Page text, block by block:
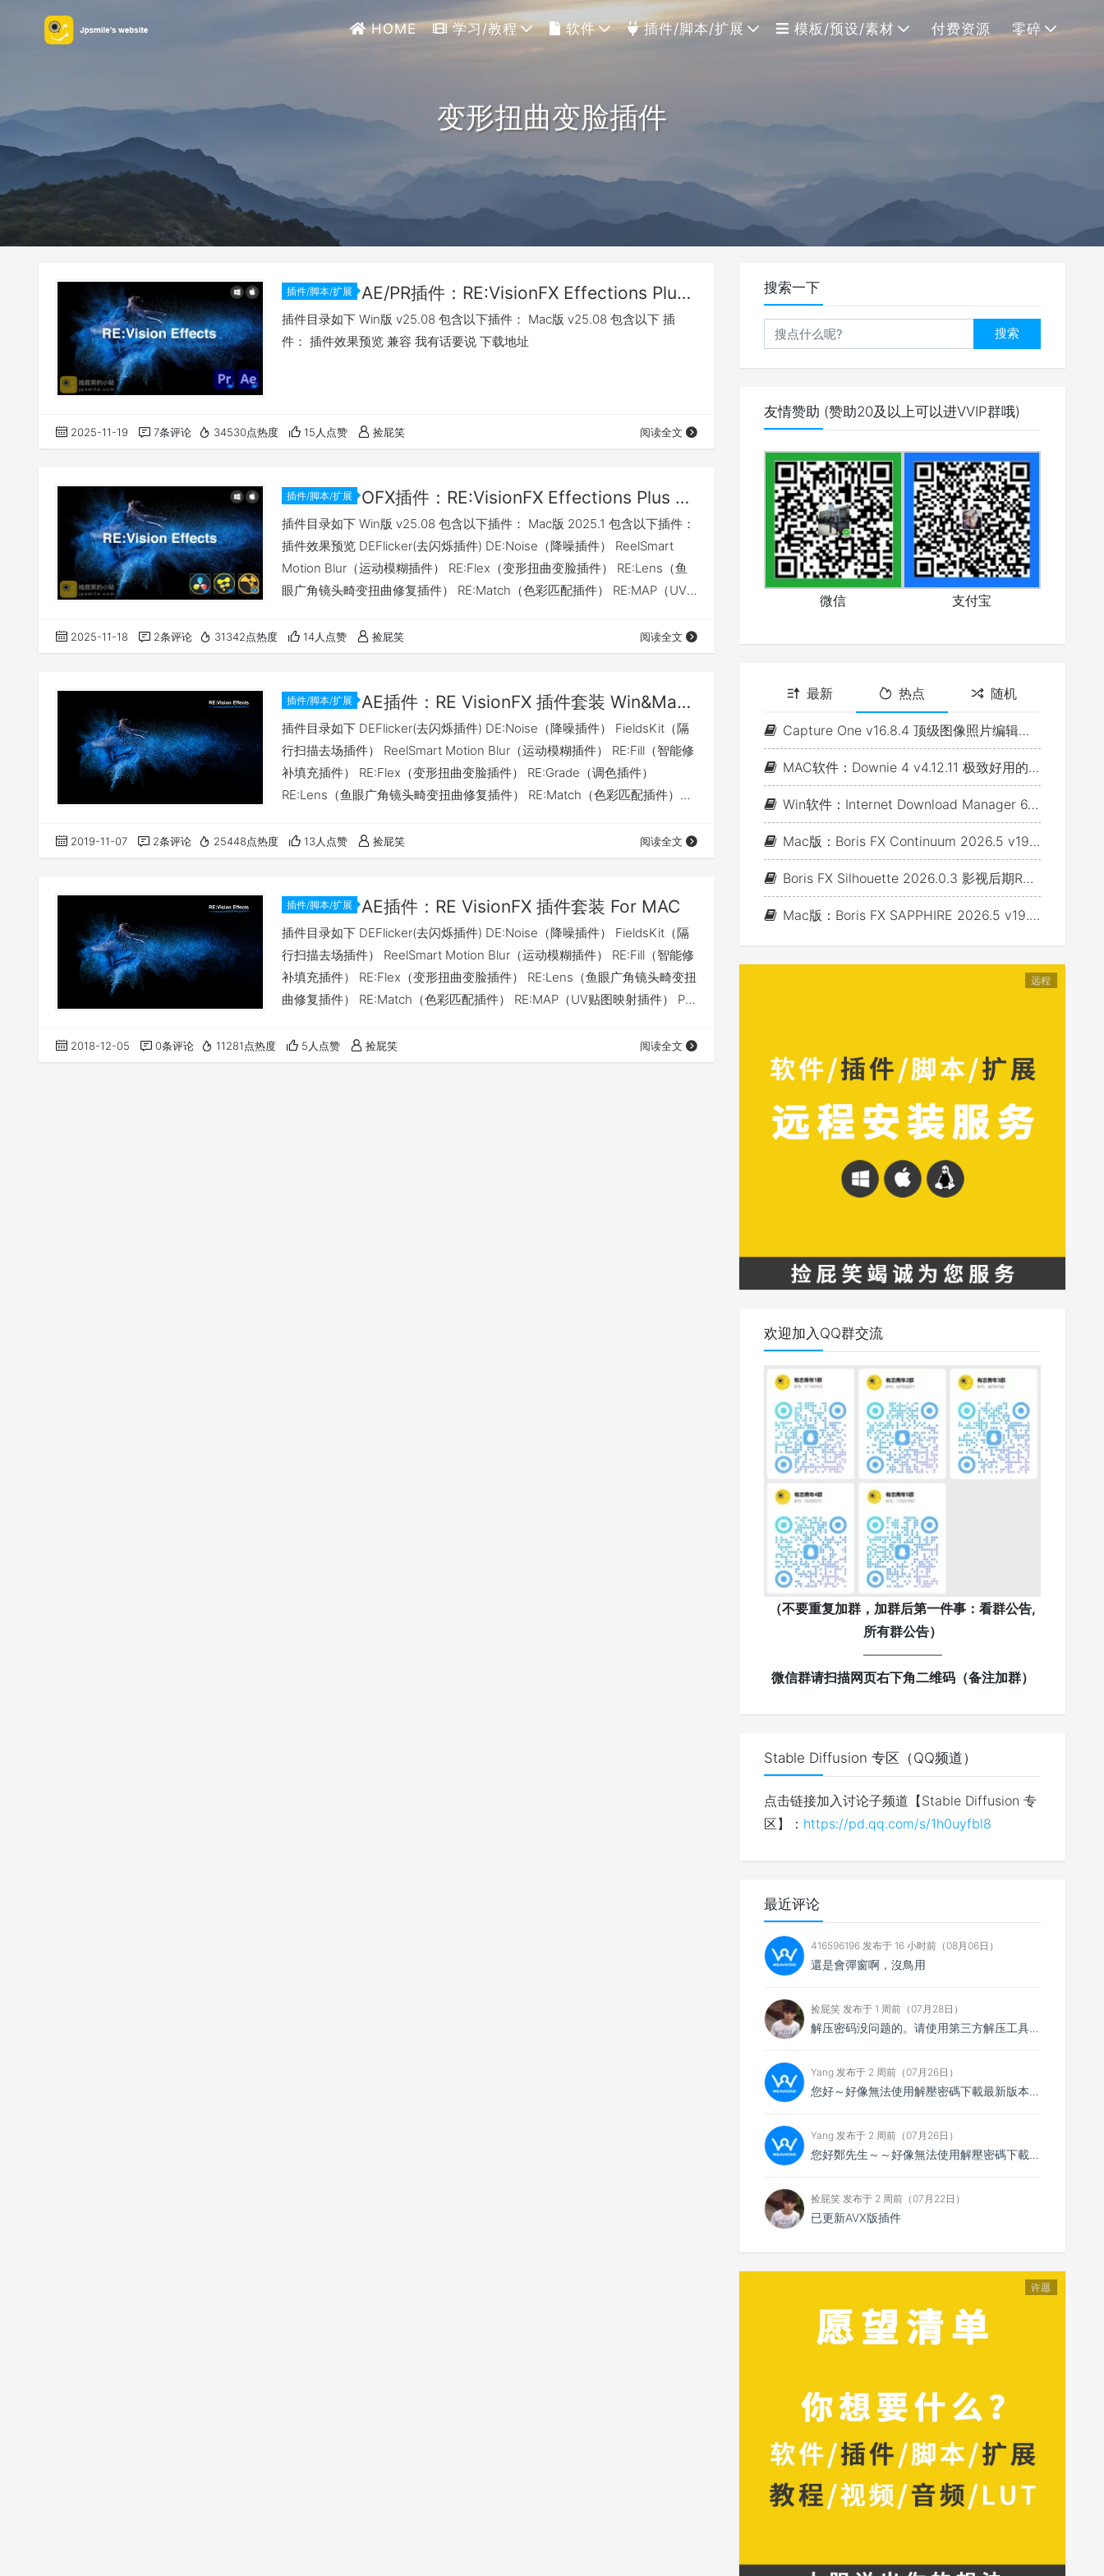
HOME 学习/教程 软件 插件/脚本/扩展 模板/预设/素材 付费资源 零碎
变形扭曲变脸插件
插件/脚本/扩展 AE/PR插件：RE:VisionFX Effections Plus v25.08 特效插件合集（Win&Mac）
插件目录如下 Win版 v25.08 包含以下插件： Mac版 v25.08 包含以下 插
件： 插件效果预览 兼容 我有话要说 下载地址
2025-11-19 7条评论 34530点热度 15人点赞 捡屁笑 阅读全文
插件/脚本/扩展 OFX插件：RE:VisionFX Effections Plus v25.08 特效插件合集-支持达芬奇等（Win&Mac）
插件目录如下 Win版 v25.08 包含以下插件： Mac版 2025.1 包含以下插件：
插件效果预览 DEFlicker(去闪烁插件) DE:Noise（降噪插件） ReelSmart
Motion Blur（运动模糊插件） RE:Flex（变形扭曲变脸插件） RE:Lens（鱼
眼广角镜头畸变扭曲修复插件） RE:Match（色彩匹配插件） RE:MAP（UV
址
2025-11-18 2条评论 31342点热度 14人点赞 捡屁笑 阅读全文
插件/脚本/扩展 AE插件：RE VisionFX 插件套装 Win&Mac（11月7日更新）
插件目录如下 DEFlicker(去闪烁插件) DE:Noise（降噪插件） FieldsKit（隔
行扫描去场插件） ReelSmart Motion Blur（运动模糊插件） RE:Fill（智能修
补填充插件） RE:Flex（变形扭曲变脸插件） RE:Grade（调色插件）
RE:Lens（鱼眼广角镜头畸变扭曲修复插件） RE:Match（色彩匹配插件）
Shade/Shape（阴影/形状立体效果插件） Smoothkit（人像皮肤平滑降噪…
2019-11-07 2条评论 25448点热度 13人点赞 捡屁笑 阅读全文
插件/脚本/扩展 AE插件：RE VisionFX 插件套装 For MAC
插件目录如下 DEFlicker(去闪烁插件) DE:Noise（降噪插件） FieldsKit（隔
行扫描去场插件） ReelSmart Motion Blur（运动模糊插件） RE:Fill（智能修
补填充插件） RE:Flex（变形扭曲变脸插件） RE:Lens（鱼眼广角镜头畸变扭
曲修复插件） RE:Match（色彩匹配插件） RE:MAP（UV贴图映射插件） PV
Smoothkit（人像皮肤平滑降噪磨皮插件） Twixtor（超…
2018-12-05 0条评论 11281点热度 5人点赞 捡屁笑 阅读全文
搜索一下
搜索
友情赞助 (赞助20及以上可以进VVIP群哦)
微信 支付宝
最新 热点 随机
Capture One v16.8.4 顶级图像照片编辑软件(Win&Mac)
MAC软件：Downie 4 v4.12.11 极致好用的视频下载利器
Win软件：Internet Download Manager 6.43 Build 7 - 网络资源下载神器IDM_支持下载各类网站视音频
Mac版：Boris FX Continuum 2026.5 v19.5.4_BCC视频特效及转场套装 For AE/PR/FCP/Motion/Avid/OFX(Fusion/ Resolve/Nukex等)
Boris FX Silhouette 2026.0.3 影视后期Roto抠像Paint视效合成软件+Adobe/OFX插件 (Win&Mac&Linux)
Mac版：Boris FX SAPPHIRE 2026.5 v19.5 蓝宝石视效插件_For AE/PR/Avid/OFX(Nuke/Resolve/Fusion等)
远程
欢迎加入QQ群交流
（不要重复加群，加群后第一件事：看群公告,
所有群公告）
——————
微信群请扫描网页右下角二维码（备注加群）
Stable Diffusion 专区（QQ频道）
点击链接加入讨论子频道【Stable Diffusion 专
区】： https://pd.qq.com/s/1h0uyfbl8
最近评论
416596196 发布于 16 小时前（08月06日）
還是會彈窗啊，沒鳥用
捡屁笑 发布于 1 周前（07月28日）
解压密码没问题的。请使用第三方解压工具解压，比如7zip
Yang 发布于 2 周前（07月26日）
您好～好像無法使用解壓密碼下載最新版本，想請您看看
Yang 发布于 2 周前（07月26日）
您好鄭先生～～好像無法使用解壓密碼下載最新的4.0.4版本，不知能否請你協助排除障礙～
捡屁笑 发布于 2 周前（07月22日）
已更新AVX版插件
许愿